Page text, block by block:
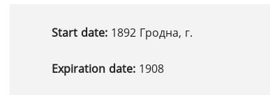
Start date: 1892 Гродна, г.
Expiration date: 1908